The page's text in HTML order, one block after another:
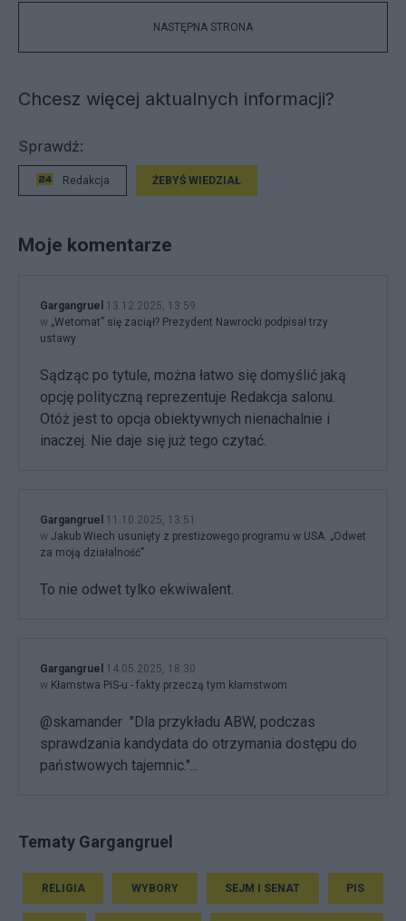
NASTĘPNA STRONA
Chcesz więcej aktualnych informacji?
Sprawdź:
Redakcja ŻEBYŚ WIEDZIAŁ
Moje komentarze
Gargangruel 13.12.2025, 13:59
w „Wetomat” się zaciął? Prezydent Nawrocki podpisał trzy
ustawy
Sądząc po tytule, można łatwo się domyślić jaką
opcję polityczną reprezentuje Redakcja salonu.
Otóż jest to opcja obiektywnych nienachalnie i
inaczej. Nie daje się już tego czytać.
Gargangruel 11.10.2025, 13:51
w Jakub Wiech usunięty z prestiżowego programu w USA. „Odwet
za moją działalność”
To nie odwet tylko ekwiwalent.
Gargangruel 14.05.2025, 18:30
w Kłamstwa PiS-u - fakty przeczą tym kłamstwom
@skamander "Dla przykładu ABW, podczas
sprawdzania kandydata do otrzymania dostępu do
państwowych tajemnic."...
Tematy Gargangruel
RELIGIA WYBORY SEJM I SENAT PIS